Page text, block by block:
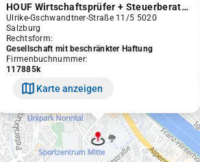
HOUF Wirtschaftsprüfer + Steuerberater GmbH
Ulrike-Gschwandtner-Straße 11/5 5020
Salzburg
Rechtsform:
Gesellschaft mit beschränkter Haftung
Firmenbuchnummer:
117885k
Karte anzeigen